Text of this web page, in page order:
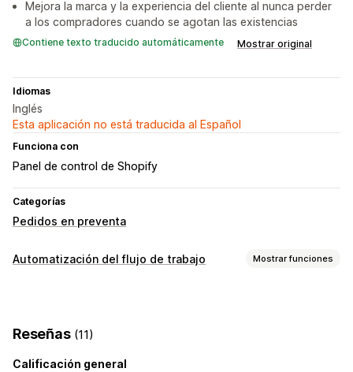
Mejora la marca y la experiencia del cliente al nunca perder
a los compradores cuando se agotan las existencias
Contiene texto traducido automáticamente Mostrar original
Idiomas
Inglés
Esta aplicación no está traducida al Español
Funciona con
Panel de control de Shopify
Categorías
Pedidos en preventa
Automatización del flujo de trabajo Mostrar funciones
Datos sincronizados automáticamente
Reseñas (11)
Calificación general